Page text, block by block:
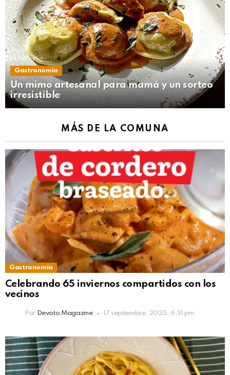
Gastronomía
Un mimo artesanal para mamá y un sorteo
irresistible
MÁS DE LA COMUNA
Gastronomía
Celebrando 65 inviernos compartidos con los
vecinos
Por Devoto Magazine 17 septiembre, 2025, 6:31 pm